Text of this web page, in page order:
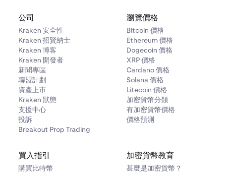
公司
Kraken 安全性
Kraken 招賢納士
Kraken 博客
Kraken 開發者
新聞專區
聯盟計劃
資產上市
Kraken 狀態
支援中心
投訴
Breakout Prop Trading
瀏覽價格
Bitcoin 價格
Ethereum 價格
Dogecoin 價格
XRP 價格
Cardano 價格
Solana 價格
Litecoin 價格
加密貨幣分類
有加密貨幣價格
價格預測
買入指引
購買比特幣
加密貨幣教育
甚麼是加密貨幣？